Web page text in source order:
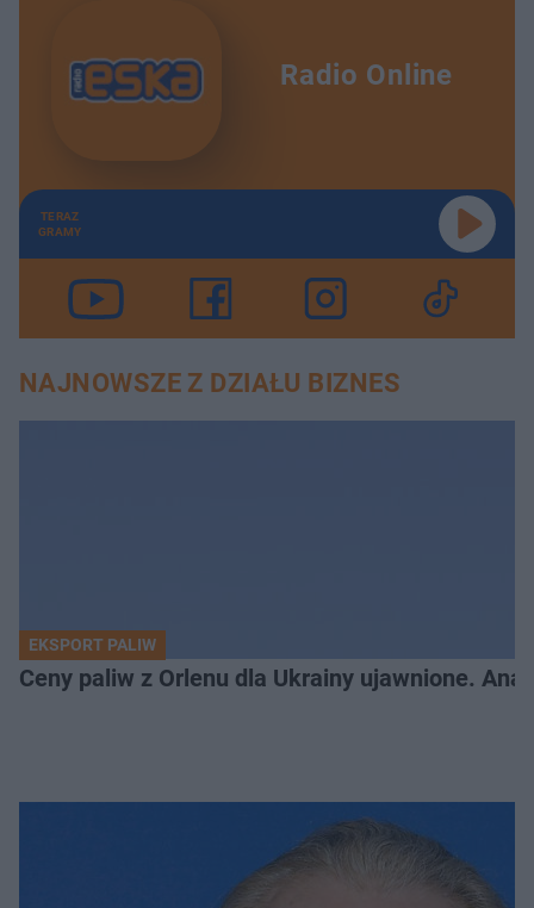
Radio Online
TERAZ
GRAMY
NAJNOWSZE Z DZIAŁU BIZNES
EKSPORT PALIW
Ceny paliw z Orlenu dla Ukrainy ujawnione.